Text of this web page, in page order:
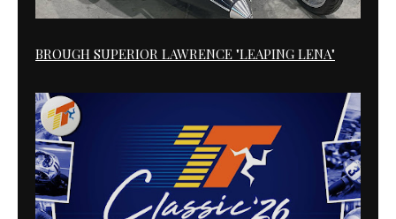
BROUGH SUPERIOR LAWRENCE "LEAPING LENA"